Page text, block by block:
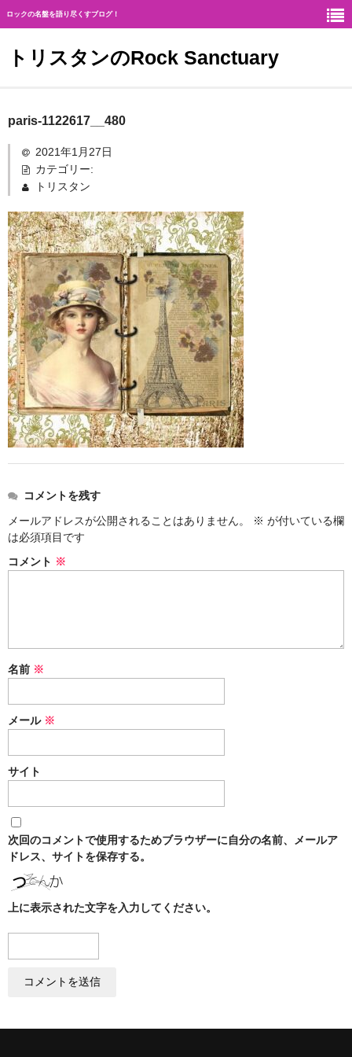
ロックの名盤を語り尽くすブログ！
トリスタンのRock Sanctuary
ハード・ロック
ギタリスト
北欧メタル
メロディアス・ロック
ヘヴィ・メタル
ジャーマン・メタル
アメリカン・メタル
ブリティッシュ・ロック
イタリアン・ロック
メンバー
ヴォーカリスト
paris-1122617__480
2021年1月27日
カテゴリー:
トリスタン
コメントを残す
メールアドレスが公開されることはありません。
※ が付いている欄
は必須項目です
コメント ※
名前 ※
メール ※
サイト
次回のコメントで使用するためブラウザーに自分の名前、メールア
ドレス、サイトを保存する。
上に表示された文字を入力してください。